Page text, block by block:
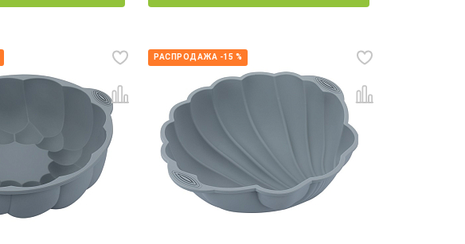
РАСПРОДАЖА -15 %